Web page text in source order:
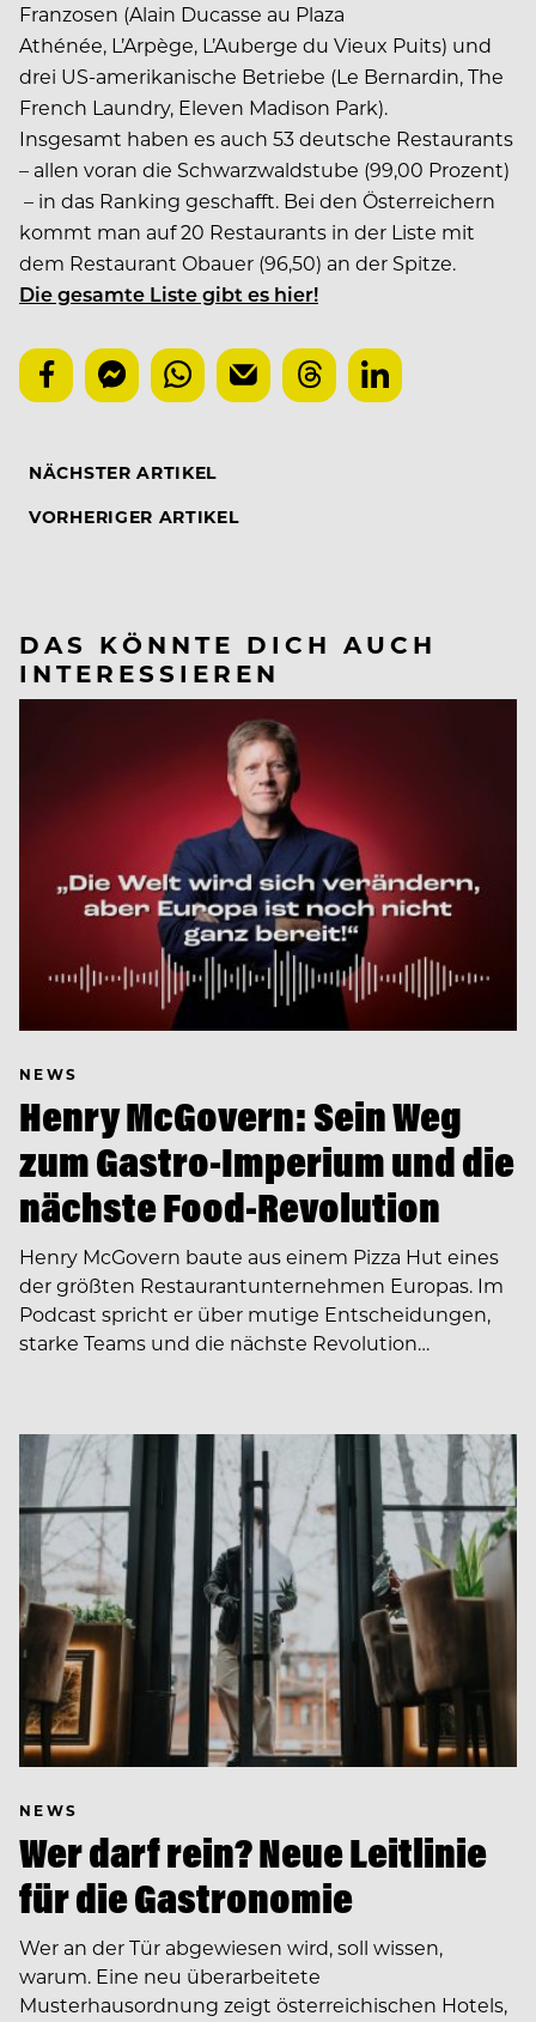
Franzosen (Alain Ducasse au Plaza
Athénée, L’Arpège, L’Auberge du Vieux Puits) und
drei US-amerikanische Betriebe (Le Bernardin, The
French Laundry, Eleven Madison Park).
Insgesamt haben es auch 53 deutsche Restaurants
– allen voran die Schwarzwaldstube (99,00 Prozent)
– in das Ranking geschafft. Bei den Österreichern
kommt man auf 20 Restaurants in der Liste mit
dem Restaurant Obauer (96,50) an der Spitze.
Die gesamte Liste gibt es hier!
NÄCHSTER ARTIKEL
VORHERIGER ARTIKEL
DAS KÖNNTE DICH AUCH
INTERESSIEREN
NEWS
Henry McGovern: Sein Weg
zum Gastro-Imperium und die
nächste Food-Revolution
Henry McGovern baute aus einem Pizza Hut eines
der größten Restaurantunternehmen Europas. Im
Podcast spricht er über mutige Entscheidungen,
starke Teams und die nächste Revolution…
NEWS
Wer darf rein? Neue Leitlinie
für die Gastronomie
Wer an der Tür abgewiesen wird, soll wissen,
warum. Eine neu überarbeitete
Musterhausordnung zeigt österreichischen Hotels,